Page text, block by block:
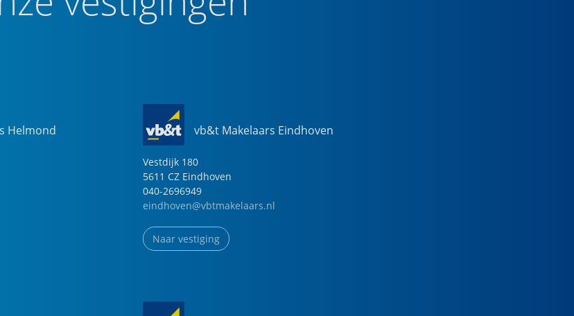
Helmond vb&t Makelaars Eindhoven
Vestdijk 180
5611 CZ Eindhoven
040-2696949
eindhoven@vbtmakelaars.nl
Naar vestiging